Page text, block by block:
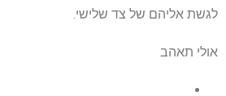
לגשת אליהם של צד שלישי.
אולי תאהב